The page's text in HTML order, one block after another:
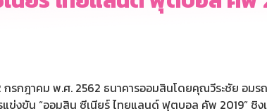
รกฎาคม พ.ศ. 2562 ธนาคารออมสินโดยคุณวีระชัย อมร
แข่งขัน “ออมสิน ซีเนียร์ ไทยแลนด์ ฟุตบอล คัพ 2019” ชิ